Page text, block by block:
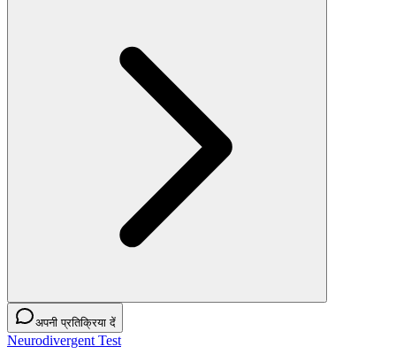
अपनी प्रतिक्रिया दें
Neurodivergent Test